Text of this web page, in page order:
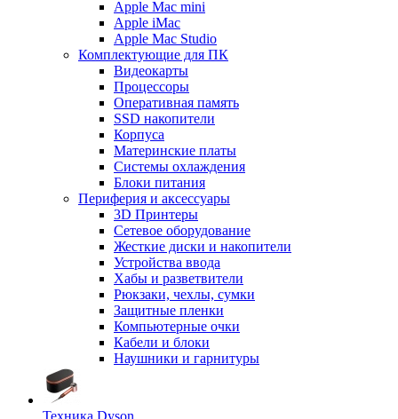
Apple Mac mini
Apple iMac
Apple Mac Studio
Комплектующие для ПК
Видеокарты
Процессоры
Оперативная память
SSD накопители
Корпуса
Материнские платы
Системы охлаждения
Блоки питания
Периферия и аксессуары
3D Принтеры
Сетевое оборудование
Жесткие диски и накопители
Устройства ввода
Хабы и разветвители
Рюкзаки, чехлы, сумки
Защитные пленки
Компьютерные очки
Кабели и блоки
Наушники и гарнитуры
Техника Dyson